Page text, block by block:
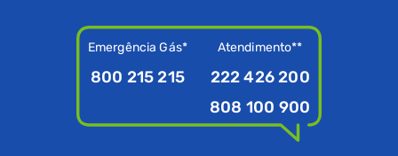
Emergência Gás*
800 215 215
Atendimento**
222 426 200
808 100 900